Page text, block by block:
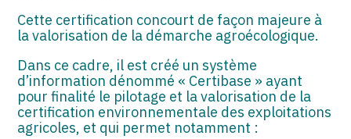
Cette certification concourt de façon majeure à
la valorisation de la démarche agroécologique.
Dans ce cadre, il est créé un système
d’information dénommé « Certibase » ayant
pour finalité le pilotage et la valorisation de la
certification environnementale des exploitations
agricoles, et qui permet notamment :